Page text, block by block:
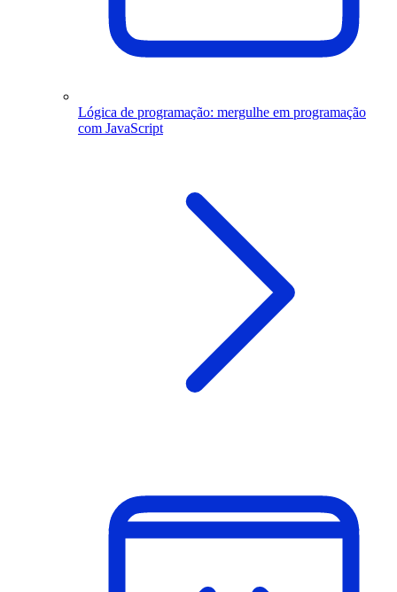
Lógica de programação: mergulhe em programação
com JavaScript